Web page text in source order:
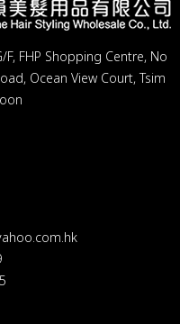
F, FHP Shopping Centre, No
Ocean View Court, Tsim